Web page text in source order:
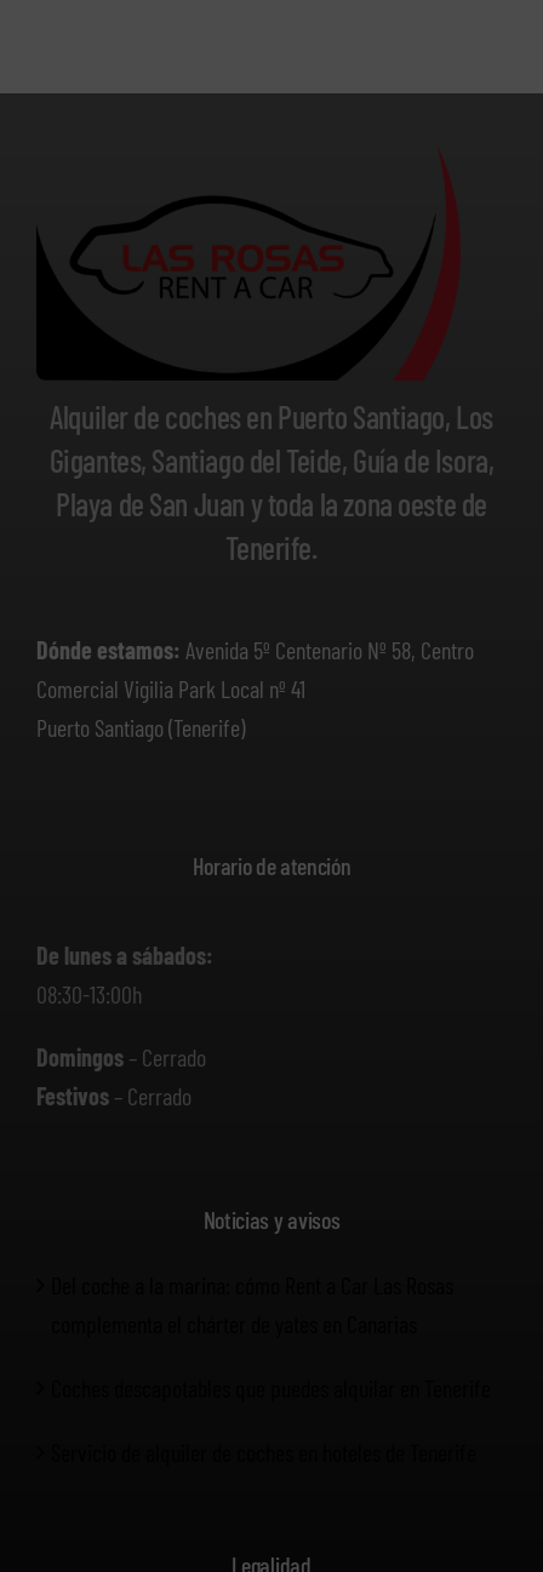
Alquiler de coches en Puerto Santiago, Los
Gigantes, Santiago del Teide, Guía de Isora,
Playa de San Juan y toda la zona oeste de
Tenerife.
Dónde estamos: Avenida 5º Centenario Nº 58, Centro
Comercial Vigilia Park Local nº 41
Puerto Santiago (Tenerife)
Horario de atención
De lunes a sábados:
08:30-13:00h
Domingos– Cerrado
Festivos– Cerrado
Noticias y avisos
Legalidad